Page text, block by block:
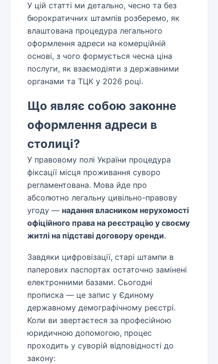
У цій статті ми детально, чесно та без
бюрократичних штампів розберемо, як
влаштована процедура легального
оформлення адреси на комерційній
основі, з чого формується чесна ціна
послуги, як взаємодіяти з державними
органами та ТЦК у 2026 році.
Що являє собою законне
оформлення адреси в
столиці?
У правовому полі України процедура
фіксації місця проживання суворо
регламентована. Мова йде про
абсолютно легальну цивільно-правову
угоду — надання власником нерухомості
офіційного права на реєстрацію у своєму
житлі на підставі договору оренди.
Завдяки цифровізації, старі штампи в
паперових паспортах остаточно замінені
електронними базами. Сьогодні
прописка — це запис у Єдиному
державному демографічному реєстрі.
Коли ви звертаєтеся за професійною
юридичною допомогою, процес
проходить у суворій відповідності до
закону: